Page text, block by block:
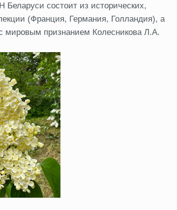
состоит из исторических,
(Франция, Германия, Голландия), а
мировым признанием Колесникова Л.А.